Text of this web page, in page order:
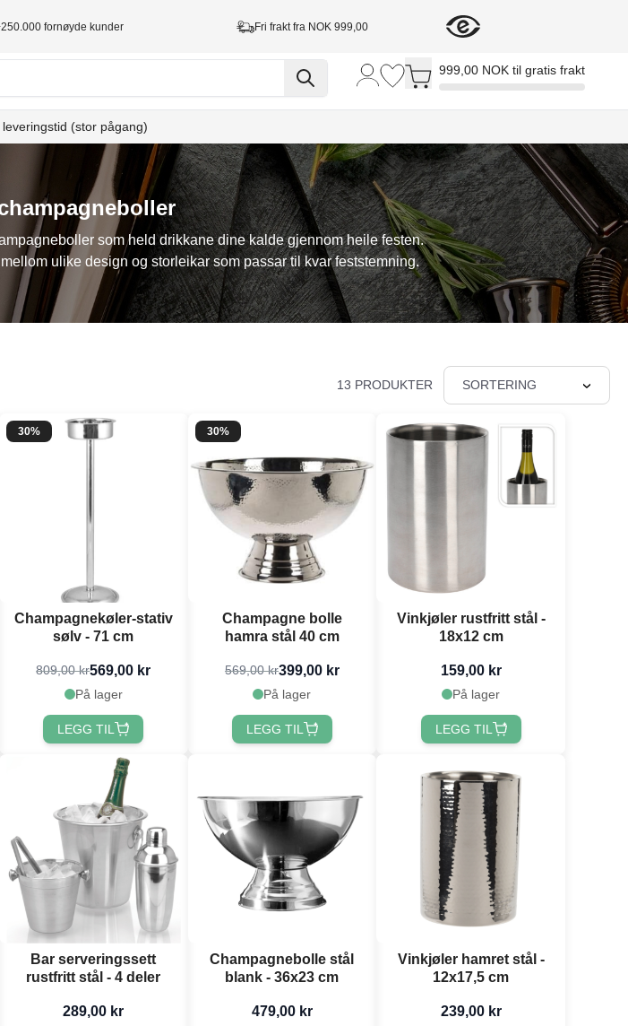
fornøyde kunder Fri frakt fra NOK 999,00
Toggle minicart, Cart is empty
999,00 NOK til gratis frakt
(stor pågang)
som held drikkane dine kalde gjennom heile festen.
ulike design og storleikar som passar til kvar feststemning.
13 PRODUKTER SORTERING
30%
Champagnekøler-stativ
sølv - 71 cm
809,00 kr569,00 kr
På lager
LEGG TIL
30%
Champagne bolle
hamra stål 40 cm
569,00 kr399,00 kr
På lager
LEGG TIL
Vinkjøler rustfritt stål -
18x12 cm
159,00 kr
På lager
LEGG TIL
Bar serveringssett
rustfritt stål - 4 deler
289,00 kr
Champagnebolle stål
blank - 36x23 cm
479,00 kr
Vinkjøler hamret stål -
12x17,5 cm
239,00 kr